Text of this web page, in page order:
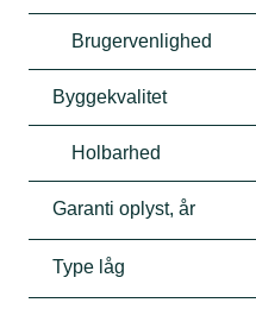
Brugervenlighed
Byggekvalitet
Holbarhed
Garanti oplyst, år
Type låg